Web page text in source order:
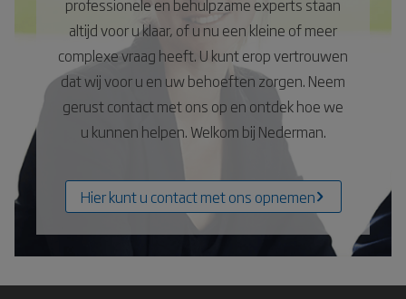
professionele en behulpzame experts staan
altijd voor u klaar, of u nu een kleine of meer
complexe vraag heeft. U kunt erop vertrouwen
dat wij voor u en uw behoeften zorgen. Neem
gerust contact met ons op en ontdek hoe we
u kunnen helpen. Welkom bij Nederman.
Hier kunt u contact met ons opnemen